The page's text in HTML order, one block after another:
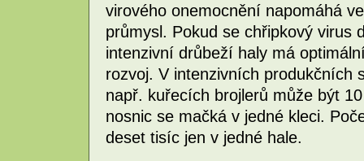
virového onemocnění napomáhá
průmysl. Pokud se chřipkový virus
intenzivní drůbeží haly má
rozvoj. V intenzivních produkčních
např. kuřecích brojlerů může být
nosnic se mačká v jedné kleci.
deset tisíc jen v jedné hale.